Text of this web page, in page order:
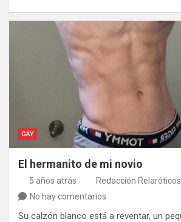
GAY
El hermanito de mi novio
5 años atrás
Redacción Relaróticos
No hay comentarios
Su calzón blanco está a reventar, un